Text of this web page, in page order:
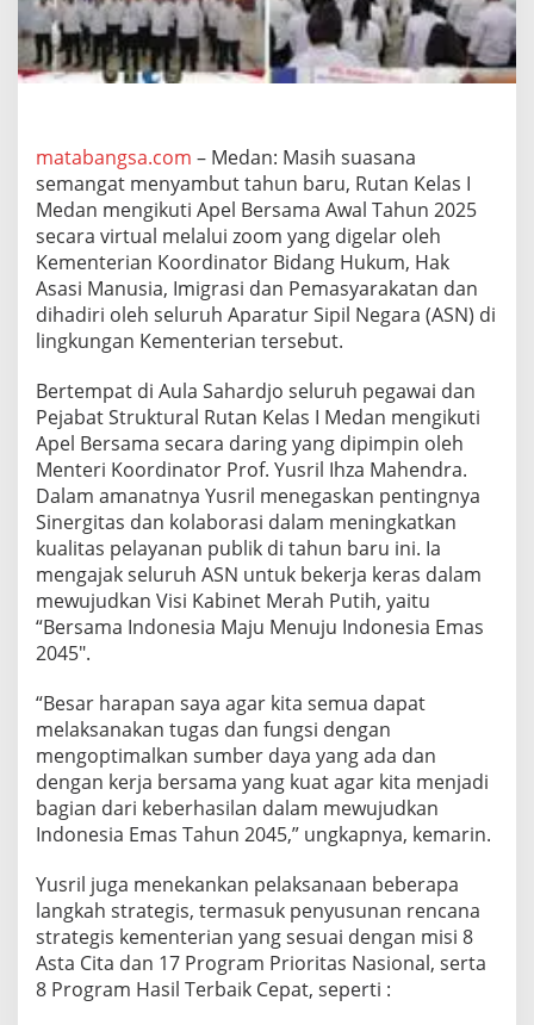
t
i
A
p
e
c
a
r
a
V
i
r
t
u
l
w
a
l
T
a
h
u
n
2
0
matabangsa.com – Medan: Masih suasana
semangat menyambut tahun baru, Rutan Kelas I
Medan mengikuti Apel Bersama Awal Tahun 2025
secara virtual melalui zoom yang digelar oleh
Kementerian Koordinator Bidang Hukum, Hak
Asasi Manusia, Imigrasi dan Pemasyarakatan dan
dihadiri oleh seluruh Aparatur Sipil Negara (ASN) di
lingkungan Kementerian tersebut.
Bertempat di Aula Sahardjo seluruh pegawai dan
Pejabat Struktural Rutan Kelas I Medan mengikuti
Apel Bersama secara daring yang dipimpin oleh
Menteri Koordinator Prof. Yusril Ihza Mahendra.
Dalam amanatnya Yusril menegaskan pentingnya
Sinergitas dan kolaborasi dalam meningkatkan
kualitas pelayanan publik di tahun baru ini. Ia
mengajak seluruh ASN untuk bekerja keras dalam
mewujudkan Visi Kabinet Merah Putih, yaitu
“Bersama Indonesia Maju Menuju Indonesia Emas
2045″.
“Besar harapan saya agar kita semua dapat
melaksanakan tugas dan fungsi dengan
mengoptimalkan sumber daya yang ada dan
dengan kerja bersama yang kuat agar kita menjadi
bagian dari keberhasilan dalam mewujudkan
Indonesia Emas Tahun 2045,” ungkapnya, kemarin.
Yusril juga menekankan pelaksanaan beberapa
langkah strategis, termasuk penyusunan rencana
strategis kementerian yang sesuai dengan misi 8
Asta Cita dan 17 Program Prioritas Nasional, serta
8 Program Hasil Terbaik Cepat, seperti :